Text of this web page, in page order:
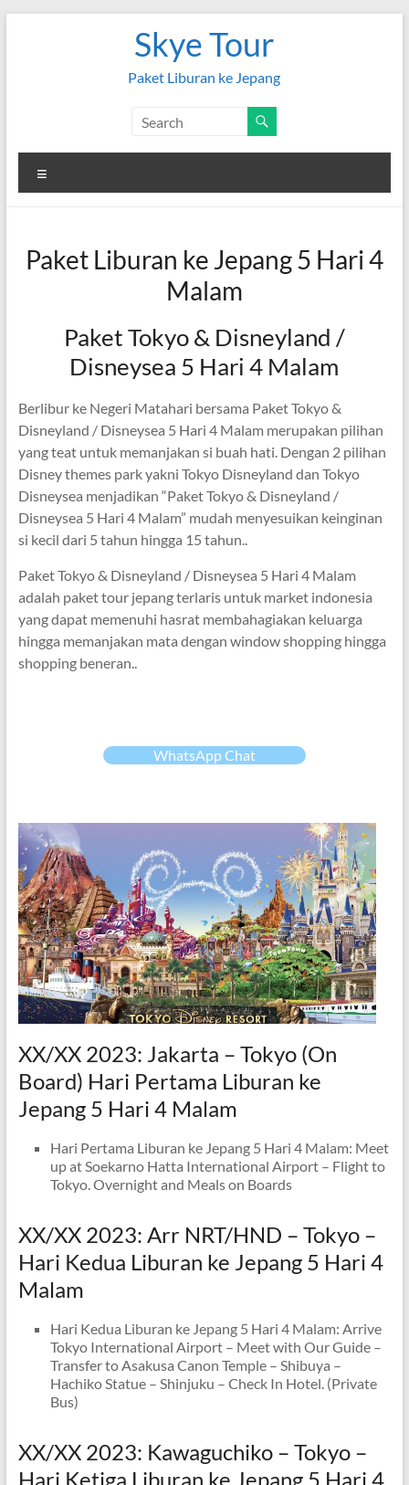
Skye Tour
Paket Liburan ke Jepang
Paket Liburan ke Jepang 5 Hari 4
Malam
Paket Tokyo & Disneyland /
Disneysea 5 Hari 4 Malam
Berlibur ke Negeri Matahari bersama Paket Tokyo &
Disneyland / Disneysea 5 Hari 4 Malam merupakan pilihan
yang teat untuk memanjakan si buah hati. Dengan 2 pilihan
Disney themes park yakni Tokyo Disneyland dan Tokyo
Disneysea menjadikan “Paket Tokyo & Disneyland /
Disneysea 5 Hari 4 Malam” mudah menyesuikan keinginan
si kecil dari 5 tahun hingga 15 tahun..
Paket Tokyo & Disneyland / Disneysea 5 Hari 4 Malam
adalah paket tour jepang terlaris untuk market indonesia
yang dapat memenuhi hasrat membahagiakan keluarga
hingga memanjakan mata dengan window shopping hingga
shopping beneran..
WhatsApp Chat
XX/XX 2023: Jakarta – Tokyo (On
Board) Hari Pertama Liburan ke
Jepang 5 Hari 4 Malam
Hari Pertama Liburan ke Jepang 5 Hari 4 Malam: Meet
up at Soekarno Hatta International Airport – Flight to
Tokyo. Overnight and Meals on Boards
XX/XX 2023: Arr NRT/HND – Tokyo –
Hari Kedua Liburan ke Jepang 5 Hari 4
Malam
Hari Kedua Liburan ke Jepang 5 Hari 4 Malam: Arrive
Tokyo International Airport – Meet with Our Guide –
Transfer to Asakusa Canon Temple – Shibuya –
Hachiko Statue – Shinjuku – Check In Hotel. (Private
Bus)
XX/XX 2023: Kawaguchiko – Tokyo –
Hari Ketiga Liburan ke Jepang 5 Hari 4